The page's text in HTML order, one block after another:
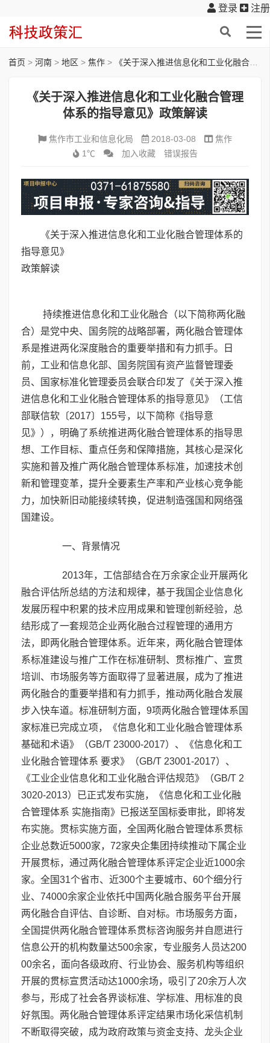
登录 注册
首页 > 河南 > 地区 > 焦作 > 《关于深入推进信息化和工业化融合管理体系的指导意见》政策解读
《关于深入推进信息化和工业化融合管理
体系的指导意见》政策解读
焦作市工业和信息化局 2018-03-08
焦作
1℃
加入收藏 错误报告
《关于深入推进信息化和工业化融合管理体系的
指导意见》
政策解读
持续推进信息化和工业化融合（以下简称两化融
合）是党中央、国务院的战略部署，两化融合管理体
系是推进两化深度融合的重要举措和有力抓手。日
前，工业和信息化部、国务院国有资产监督管理委
员、国家标准化管理委员会联合印发了《关于深入推
进信息化和工业化融合管理体系的指导意见》（工信
部联信软〔2017〕155号，以下简称《指导意
见》），明确了系统推进两化融合管理体系的指导思
想、工作目标、重点任务和保障措施，其核心是深化
实施和普及推广两化融合管理体系标准，加速技术创
新和管理变革，提升全要素生产率和产业核心竞争能
力，加快新旧动能接续转换，促进制造强国和网络强
国建设。
一、背景情况
2013年，工信部结合在万余家企业开展两化
融合评估所总结的方法和规律，基于我国企业信息化
发展历程中积累的技术应用成果和管理创新经验，总
结形成了一套规范企业两化融合过程管理的通用方
法，即两化融合管理体系。近年来，两化融合管理体
系标准建设与推广工作在标准研制、贯标推广、宣贯
培训、市场服务等方面取得了显著进展，成为了推进
两化融合的重要举措和有力抓手，推动两化融合发展
步入快车道。标准研制方面，9项两化融合管理体系国
家标准已完成立项，《信息化和工业化融合管理体系
基础和术语》（GB/T 23000-2017）、《信息化和工
业化融合管理体系 要求》（GB/T 23001-2017）、
《工业企业信息化和工业化融合评估规范》（GB/T 2
3020-2013）已正式发布实施，《信息化和工业化融
合管理体系 实施指南》已报送至国标委审批，即将发
布实施。贯标实施方面，全国两化融合管理体系贯标
企业总数近5000家，72家央企集团持续推动下属企业
开展贯标，通过两化融合管理体系评定企业近1000余
家。全国31个省市、近300个主要城市、60个细分行
业、74000余家企业依托中国两化融合服务平台开展
两化融合自评估、自诊断、自对标。市场服务方面，
全国提供两化融合管理体系贯标咨询服务并自愿进行
信息公开的机构数量达500余家，专业服务人员达200
00余名，面向各级政府、行业协会、服务机构等组织
开展的贯标宣贯活动达1000余场，吸引了20余万人次
参与，形成了社会各界谈标准、学标准、用标准的良
好氛围。两化融合管理体系评定结果市场化采信机制
不断取得突破，成为政府政策与资金支持、龙头企业